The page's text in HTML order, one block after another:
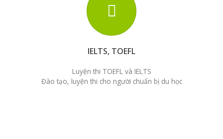
IELTS, TOEFL
Luyện thi TOEFL và IELTS
Đào tạo, luyện thi cho người chuẩn bị du học